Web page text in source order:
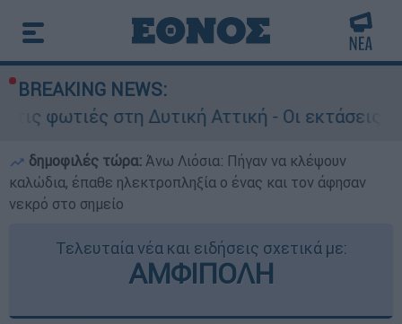
BREAKING NEWS:
Δυτική Αττική - Οι εκτάσεις που κάηκαν
δημοφιλές τώρα: Άνω Λιόσια: Πήγαν να κλέψουν
καλώδια, έπαθε ηλεκτροπληξία ο ένας και τον άφησαν
νεκρό στο σημείο
Τελευταία νέα και ειδήσεις σχετικά με:
ΑΜΦΙΠΟΛΗ